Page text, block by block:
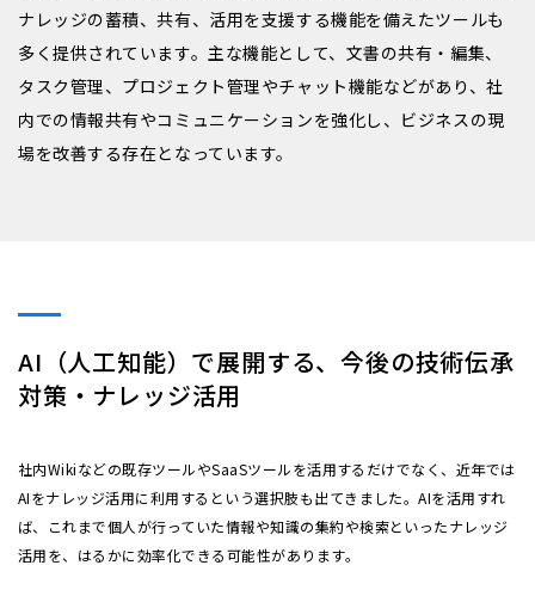
ナレッジの蓄積、共有、活用を支援する機能を備えたツールも
多く提供されています。主な機能として、文書の共有・編集、
タスク管理、プロジェクト管理やチャット機能などがあり、社
内での情報共有やコミュニケーションを強化し、ビジネスの現
場を改善する存在となっています。
AI（人工知能）で展開する、今後の技術伝承
対策・ナレッジ活用
社内Wikiなどの既存ツールやSaaSツールを活用するだけでなく、近年では
AIをナレッジ活用に利用するという選択肢も出てきました。AIを活用すれ
ば、これまで個人が行っていた情報や知識の集約や検索といったナレッジ
活用を、はるかに効率化できる可能性があります。